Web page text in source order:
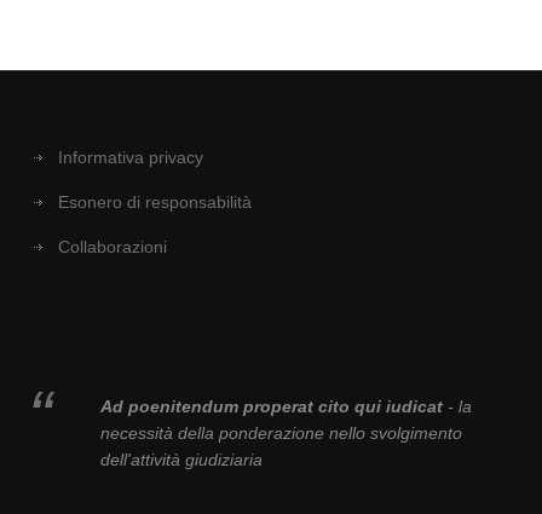
Informativa privacy
Esonero di responsabilità
Collaborazioni
Ad poenitendum properat cito qui iudicat- la
necessità della ponderazione nello svolgimento
dell'attività giudiziaria